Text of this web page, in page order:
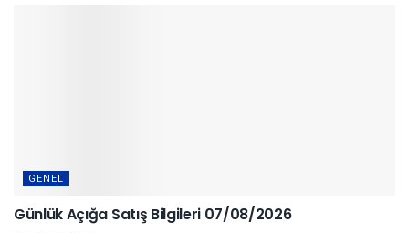
GENEL
Günlük Açığa Satış Bilgileri 07/08/2026